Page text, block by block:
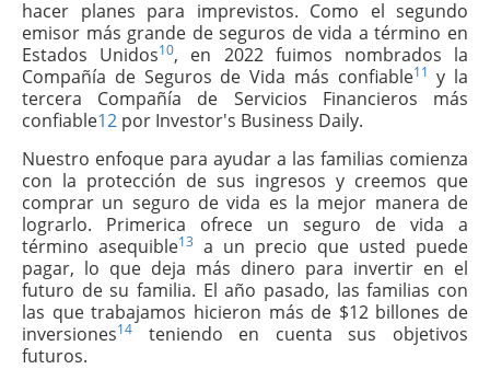
hacer planes para imprevistos. Como el segundo
emisor más grande de seguros de vida a término en
Estados Unidos10, en 2022 fuimos nombrados la
Compañía de Seguros de Vida más confiable11 y la
tercera Compañía de Servicios Financieros más
confiable12 por Investor's Business Daily.
Nuestro enfoque para ayudar a las familias comienza
con la protección de sus ingresos y creemos que
comprar un seguro de vida es la mejor manera de
lograrlo. Primerica ofrece un seguro de vida a
término asequible13 a un precio que usted puede
pagar, lo que deja más dinero para invertir en el
futuro de su familia. El año pasado, las familias con
las que trabajamos hicieron más de $12 billones de
inversiones14
teniendo en cuenta sus objetivos
futuros.